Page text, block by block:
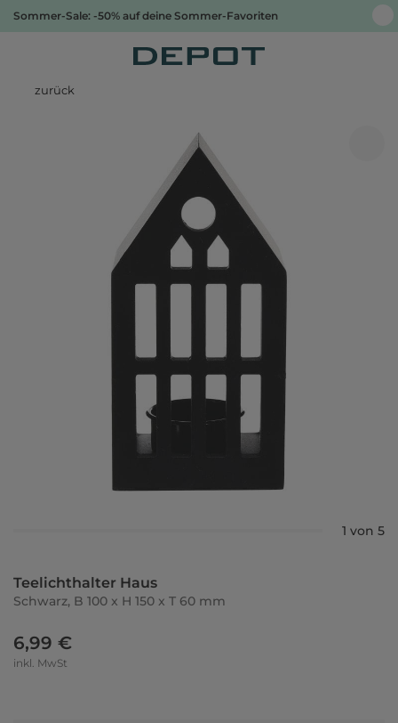
Sommer-Sale: -50% auf deine Sommer-Favoriten
zurück
1 von 5
Teelichthalter Haus
Schwarz, B 100 x H 150 x T 60 mm
6,99 €
inkl. MwSt